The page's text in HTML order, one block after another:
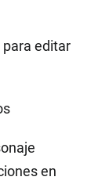
editar
en